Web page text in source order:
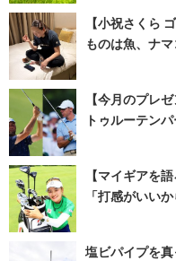
【小祝さくら
ものは魚、ナ
【今月のプレ
トゥルーテン
【マイギアを
「打感がいい
塩ビパイプを